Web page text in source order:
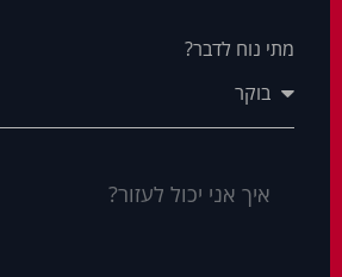
מתי נוח לדבר?